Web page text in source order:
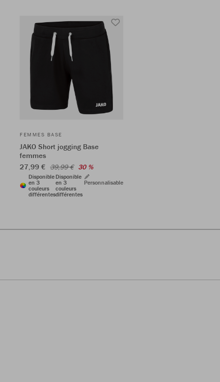
FEMMES BASE
JAKO Short jogging Base
femmes
27,99 € 39,99 € 30 %
Disponible
en 3
couleurs
différentes
Disponible
en 3
couleurs
différentes
Personnalisable